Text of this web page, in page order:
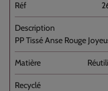
PP Tissé Anse Rouge